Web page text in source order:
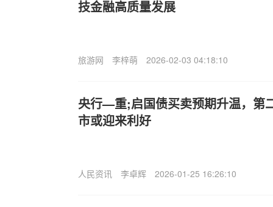
技金融高质量发展
旅游网 李梓萌 2026-02-03 04:18:10
央行—重;启国债买卖预期升温，第
市或迎来利好
人民资讯 李卓辉 2026-01-25 16:26:10